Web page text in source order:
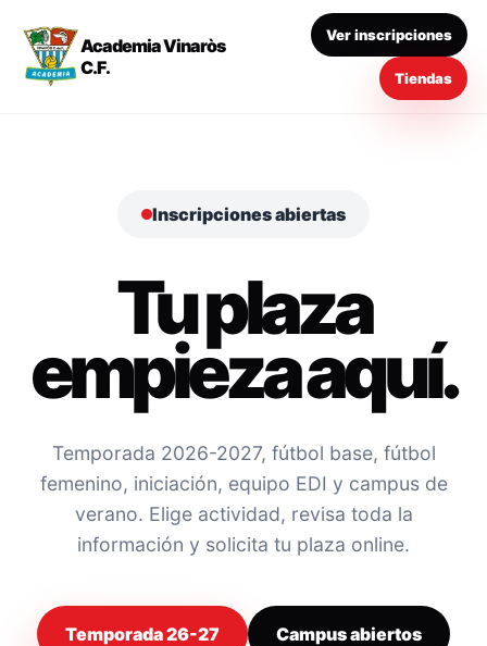
Academia Vinaròs
C.F.
Ver inscripciones
Tiendas
Inscripciones abiertas
Tu plaza
empieza aquí.
Temporada 2026-2027, fútbol base, fútbol
femenino, iniciación, equipo EDI y campus de
verano. Elige actividad, revisa toda la
información y solicita tu plaza online.
Temporada 26-27 Campus abiertos